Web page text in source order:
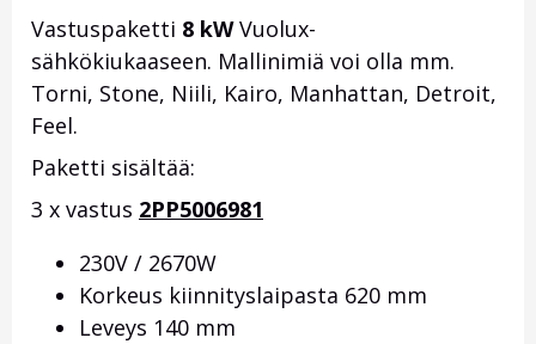
Vastuspaketti 8 kWVuolux-
sähkökiukaaseen. Mallinimiä voi olla mm.
Torni, Stone, Niili, Kairo, Manhattan, Detroit,
Feel.
Paketti sisältää:
3 x vastus 2PP5006981
230V / 2670W
Korkeus kiinnityslaipasta 620 mm
Leveys 140 mm